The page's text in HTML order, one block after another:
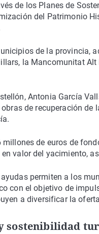
de los Planes de
del Patrimonio
de la provincia,
la Mancomunitat
Antonia García
de recuperación
de euros de
valor del yacimiento,
permiten a los
con el objetivo de
a diversificar la
sostenibilidad